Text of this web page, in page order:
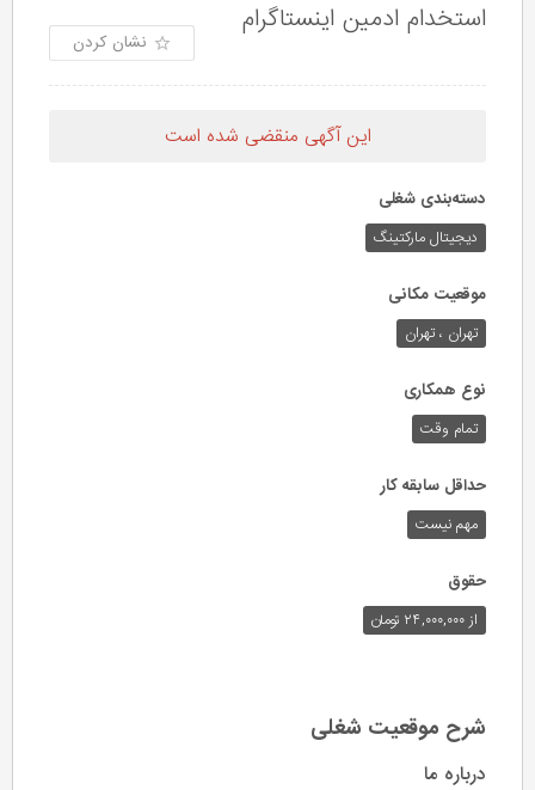
استخدام ادمین اینستاگرام
نشان کردن
این آگهی منقضی شده است
دسته‌بندی شغلی
دیجیتال مارکتینگ
موقعیت مکانی
تهران ، تهران
نوع همکاری
تمام وقت
حداقل سابقه کار
مهم نیست
حقوق
از ۲۴,۰۰۰,۰۰۰ تومان
شرح موقعیت شغلی
درباره ما